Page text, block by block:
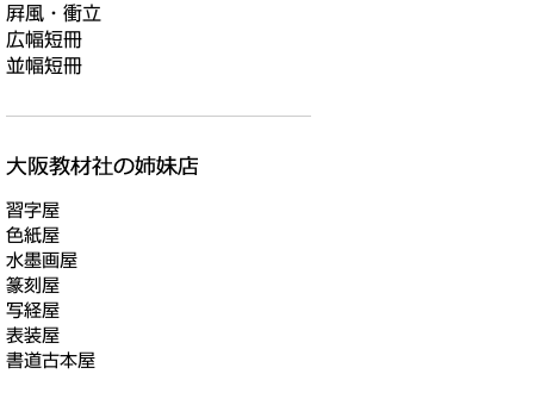
屛風・衝立
広幅短冊
並幅短冊
習字屋
色紙屋
水墨画屋
篆刻屋
写経屋
表装屋
書道古本屋